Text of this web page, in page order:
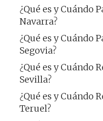
¿Qué es y Cuándo
Navarra?
¿Qué es y Cuándo
Segovia?
¿Qué es y Cuándo
Sevilla?
¿Qué es y Cuándo
Teruel?